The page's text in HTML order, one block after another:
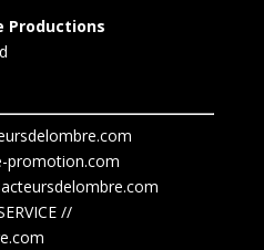
Productions
promotion.com
//